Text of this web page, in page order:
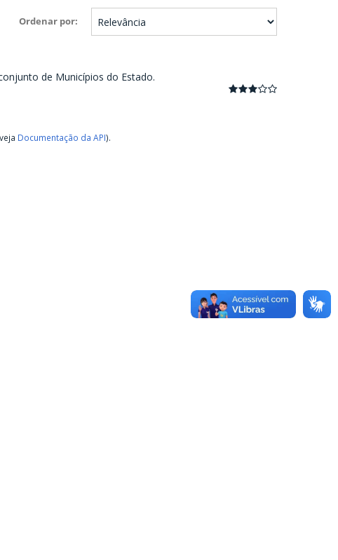
Ordenar por
de Municípios do Estado.
Documentação da API).